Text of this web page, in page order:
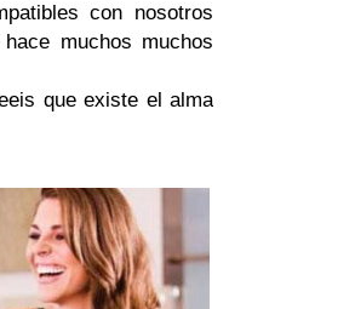
con nosotros
muchos muchos
que existe el alma